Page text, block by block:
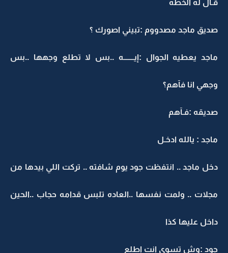
قـال له الخطه
صديق ماجد مصدووم :تبيني اصورك ؟
ماجد يعطيه الجوال :إيـــــــه ..بس لا تطلع وجهها ..بس
وجهي انا فآهم؟
صديقه :فـآهم
ماجد : يالله ادخـل
دخل ماجد .. انتفظت جود يوم شافته .. تركت اللي بيدها من
مجلات .. ولمت نفسها ..العاده تلبس قدامه حجاب ..الحين
داخل عليها كذا
جود :وش تسوي انت اطلع